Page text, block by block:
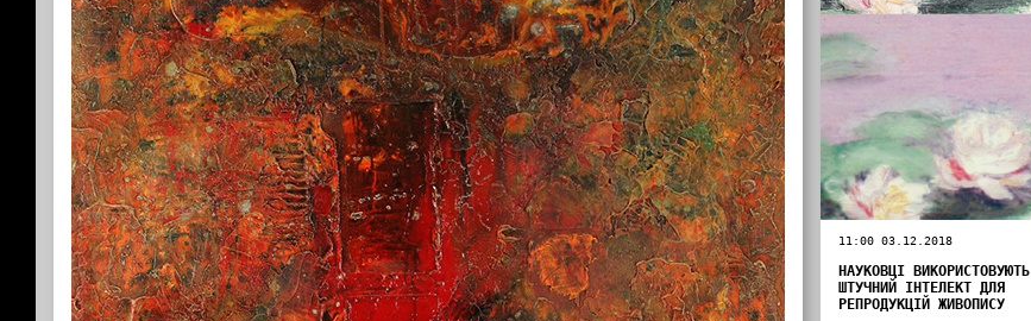
11:00 03.12.2018
НАУКОВЦІ ВИКОРИСТОВУЮТЬ
ШТУЧНИЙ ІНТЕЛЕКТ ДЛЯ
РЕПРОДУКЦІЙ ЖИВОПИСУ